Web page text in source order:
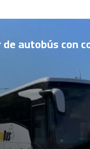
autobús con